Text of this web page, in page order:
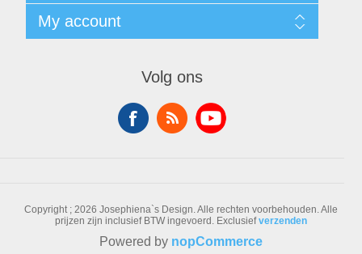
Over Josephiena
Contact us
Recently viewed products
Check gift card balance
My account
Volg ons
Copyright ; 2026 Josephiena`s Design. Alle rechten voorbehouden.Alle
prijzen zijn inclusief BTW ingevoerd. Exclusiefverzenden
Powered by nopCommerce